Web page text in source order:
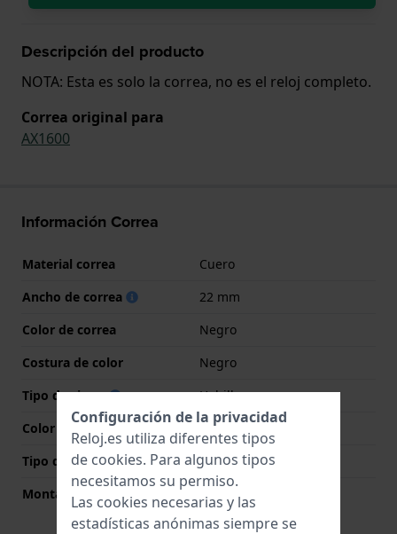
Descripción del producto
NOTA: Esta es solo la correa, no es el reloj completo.
Correa original para
AX1600
Información Correa
Material correa
Cuero
Ancho de correa
22 mm
Color de correa
Negro
Costura de color
Negro
Tipo de cierre
Hebilla
Color del cierre
Plateado
Tipo de montaje
Pasadores de resorte
Montaje Recto
Si
Configuración de la privacidad
Reloj.es utiliza diferentes tipos
de cookies. Para algunos tipos
necesitamos su permiso.
Las cookies necesarias y las
estadísticas anónimas siempre se